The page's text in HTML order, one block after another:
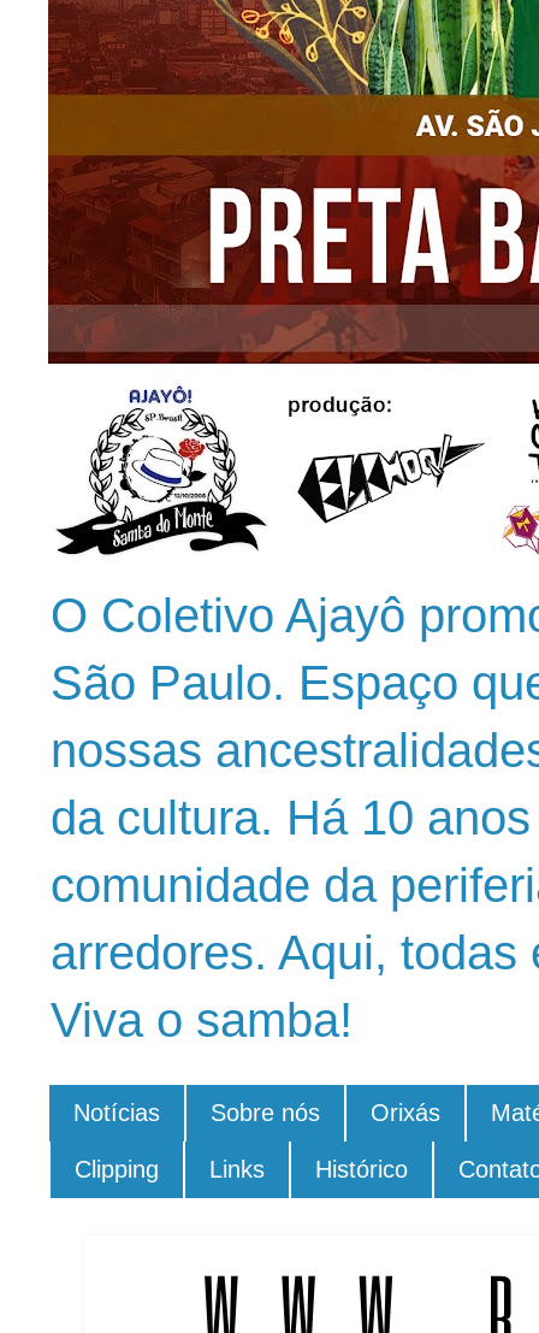
O Coletivo Ajayô
São Paulo. Espaço
nossas
da cultura. Há 10
comunidade da
arredores. Aqui,
Viva o samba!
Notícias Sobre nós Orixás
Clipping Links Histórico